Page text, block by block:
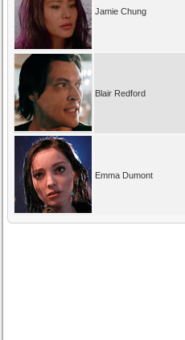
Jamie Chung
Blair Redford
Emma Dumont